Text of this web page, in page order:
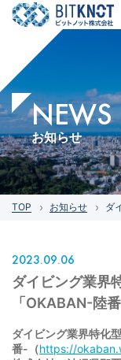
NEWS
お知らせ
TOP お知らせ ダ
2023.09.06
ダイビング業界
「OKABAN-陸
ダイビング業界特化
番-（https://